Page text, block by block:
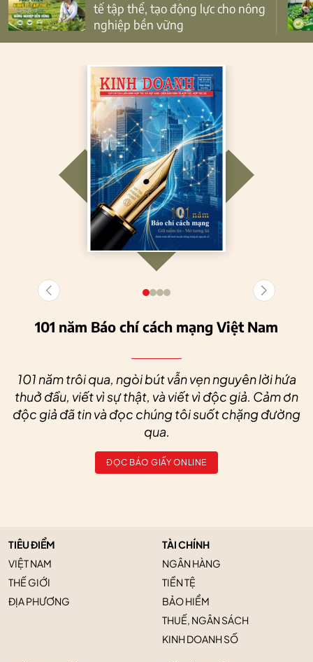
tế tập thể, tạo động lực cho nông
nghiệp bền vững
101 năm Báo chí cách mạng Việt Nam
101 năm trôi qua, ngòi bút vẫn vẹn nguyên lời hứa
thuở đầu, viết vì sự thật, và viết vì độc giả. Cảm ơn
độc giả đã tin và đọc chúng tôi suốt chặng đường
qua.
ĐỌC BÁO GIẤY ONLINE
TIÊU ĐIỂM
VIỆT NAM
THẾ GIỚI
ĐỊA PHƯƠNG
TÀI CHÍNH
NGÂN HÀNG
TIỀN TỆ
BẢO HIỂM
THUẾ, NGÂN SÁCH
KINH DOANH SỐ